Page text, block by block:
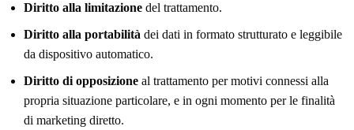
Diritto alla limitazione del trattamento.
Diritto alla portabilità dei dati in formato strutturato e leggibile
da dispositivo automatico.
Diritto di opposizione al trattamento per motivi connessi alla
propria situazione particolare, e in ogni momento per le finalità
di marketing diretto.